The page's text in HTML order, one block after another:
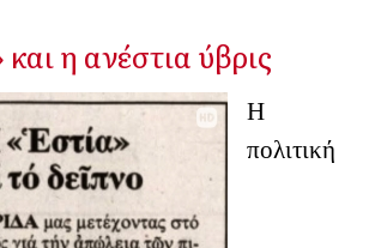
η ανέστια ύβρις
Η
πολιτική